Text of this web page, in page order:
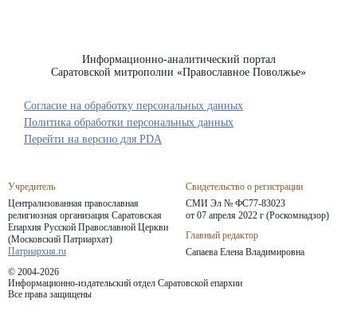
Информационно-аналитический портал
Саратовской митрополии «Православное Поволжье»
Учредитель
Централизованная православная
религиозная организация Саратовская
Епархия Русской Православной Церкви
(Московский Патриархат)
Патриархия.ru
Свидетельство о регистрации
СМИ Эл № ФС77-83023
от 07 апреля 2022 г (Роскомнадзор)
Главный редактор
Сапаева Елена Владимировна
© 2004-2026
Информационно-издательский отдел Саратовской епархии
Все права защищены
Согласие на обработку персональных данных
Политика обработки персональных данных
Перейти на версию для PDA